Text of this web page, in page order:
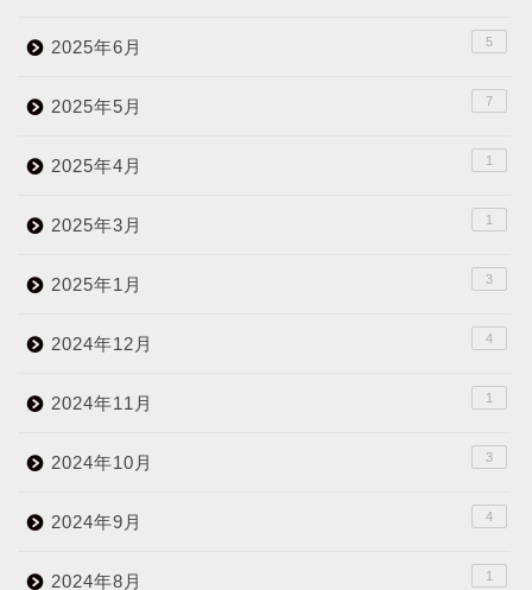
2025年6月 5
2025年5月 7
2025年4月 1
2025年3月 1
2025年1月 3
2024年12月 4
2024年11月 1
2024年10月 3
2024年9月 4
2024年8月 1